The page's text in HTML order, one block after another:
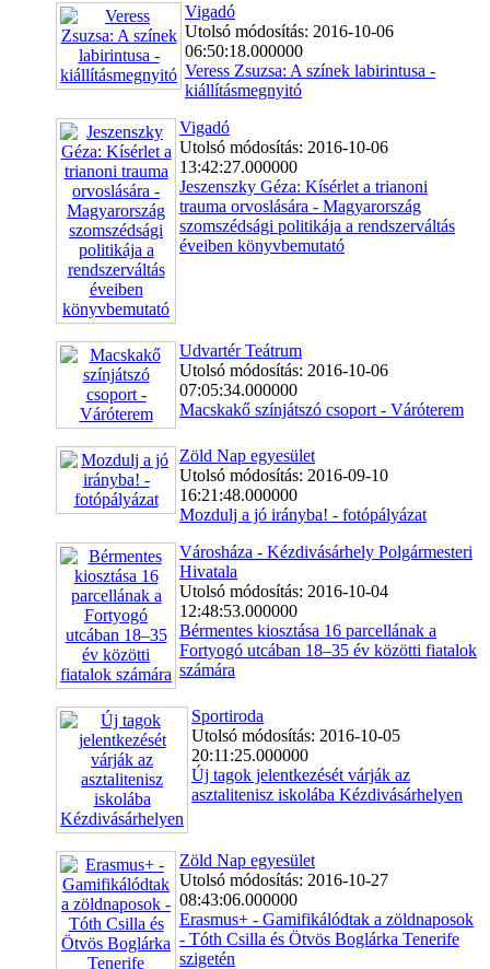
Vigadó
Utolsó módosítás: 2016-10-06
06:50:18.000000
Veress Zsuzsa: A színek labirintusa -
kiállításmegnyitó
Vigadó
Utolsó módosítás: 2016-10-06
13:42:27.000000
Jeszenszky Géza: Kísérlet a trianoni
trauma orvoslására - Magyarország
szomszédsági politikája a rendszerváltás
éveiben könyvbemutató
Udvartér Teátrum
Utolsó módosítás: 2016-10-06
07:05:34.000000
Macskakő színjátszó csoport - Váróterem
Zöld Nap egyesület
Utolsó módosítás: 2016-09-10
16:21:48.000000
Mozdulj a jó irányba! - fotópályázat
Városháza - Kézdivásárhely Polgármesteri
Hivatala
Utolsó módosítás: 2016-10-04
12:48:53.000000
Bérmentes kiosztása 16 parcellának a
Fortyogó utcában 18–35 év közötti fiatalok
számára
Sportiroda
Utolsó módosítás: 2016-10-05
20:11:25.000000
Új tagok jelentkezését várják az
asztalitenisz iskolába Kézdivásárhelyen
Zöld Nap egyesület
Utolsó módosítás: 2016-10-27
08:43:06.000000
Erasmus+ - Gamifikálódtak a zöldnaposok
- Tóth Csilla és Ötvös Boglárka Tenerife
szigetén